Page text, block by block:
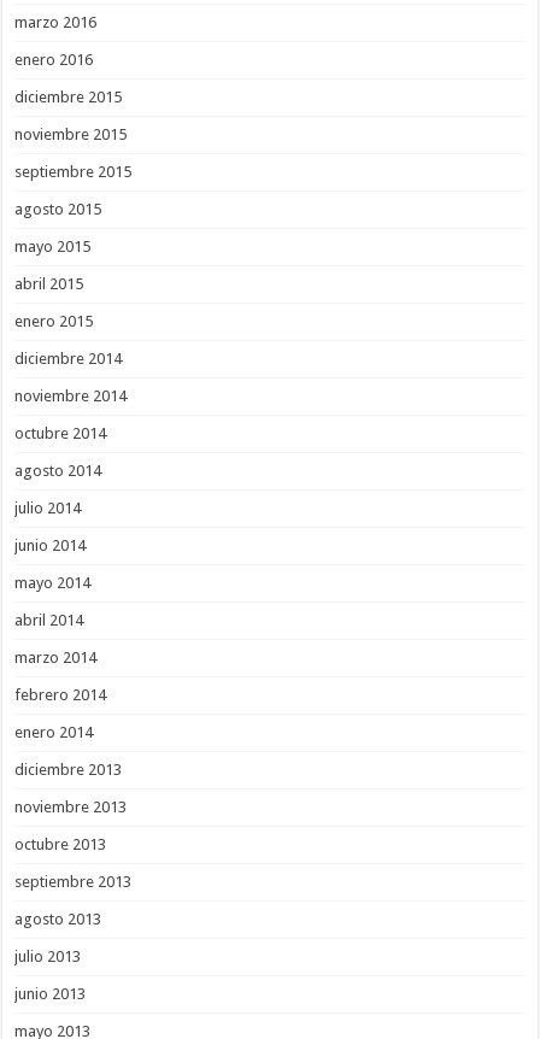
marzo 2016
enero 2016
diciembre 2015
noviembre 2015
septiembre 2015
agosto 2015
mayo 2015
abril 2015
enero 2015
diciembre 2014
noviembre 2014
octubre 2014
agosto 2014
julio 2014
junio 2014
mayo 2014
abril 2014
marzo 2014
febrero 2014
enero 2014
diciembre 2013
noviembre 2013
octubre 2013
septiembre 2013
agosto 2013
julio 2013
junio 2013
mayo 2013